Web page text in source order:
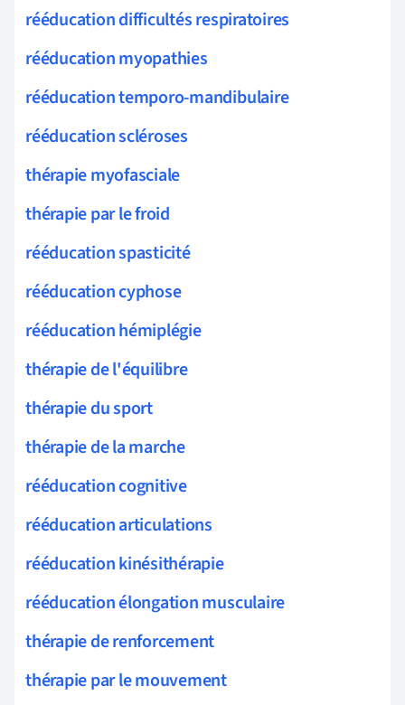
rééducation difficultés respiratoires
rééducation myopathies
rééducation temporo-mandibulaire
rééducation scléroses
thérapie myofasciale
thérapie par le froid
rééducation spasticité
rééducation cyphose
rééducation hémiplégie
thérapie de l'équilibre
thérapie du sport
thérapie de la marche
rééducation cognitive
rééducation articulations
rééducation kinésithérapie
rééducation élongation musculaire
thérapie de renforcement
thérapie par le mouvement